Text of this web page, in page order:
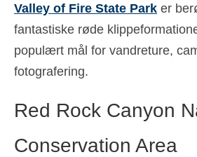
Valley of Fire State Park er
fantastiske røde
populært mål for vandreture,
fotografering.
Red Rock Canyon
Conservation Area